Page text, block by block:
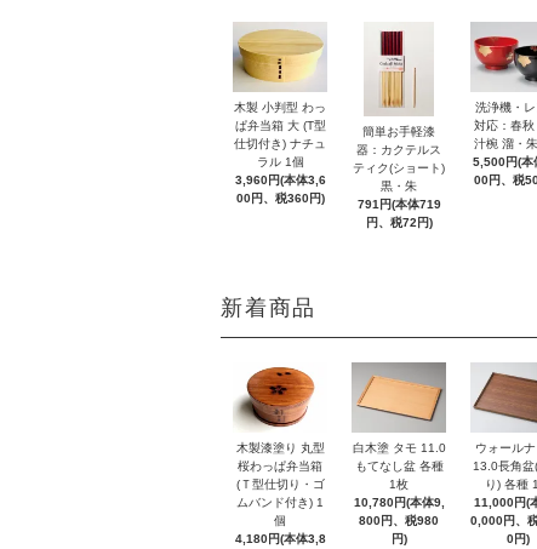
木製 小判型 わっ
ぱ弁当箱 大 (T型
仕切付き) ナチュ
ラル 1個
3,960円(本体3,6
00円、税360円)
簡単お手軽漆
器：カクテルス
ティク(ショート)
黒・朱
791円(本体719
円、税72円)
洗浄機・レ
対応：春秋
汁椀 溜・
5,500円(本
00円、税
新着商品
木製漆塗り 丸型
桜わっぱ弁当箱
(Ｔ型仕切り・ゴ
ムバンド付き) 1
個
4,180円(本体3,8
白木塗 タモ 11.0
もてなし盆 各種
1枚
10,780円(本体9,
800円、税980
円)
ウォールナ
13.0長角盆
り) 各種
11,000円(
0,000円、
0円)